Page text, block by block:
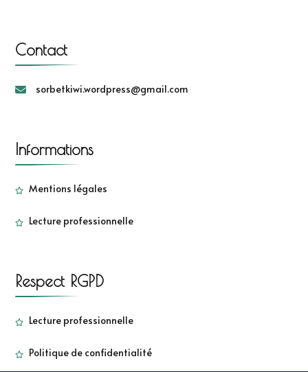
Contact
sorbetkiwi.wordpress@gmail.com
Informations
Mentions légales
Lecture professionnelle
Respect RGPD
Lecture professionnelle
Politique de confidentialité